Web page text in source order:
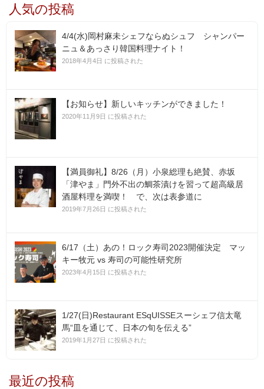
人気の投稿
4/4(水)岡村麻未シェフならぬシュフ シャンパー
ニュ＆あっさり韓国料理ナイト！
2018年4月4日 に投稿された
【お知らせ】新しいキッチンができました！
2020年11月9日 に投稿された
【満員御礼】8/26（月）小泉総理も絶賛、赤坂
「津やま」門外不出の鯛茶漬けを習って超高級居
酒屋料理を満喫！ で、次は表参道に
2019年7月26日 に投稿された
6/17（土）あの！ロック寿司2023開催決定 マッ
キー牧元 vs 寿司の可能性研究所
2023年4月15日 に投稿された
1/27(日)Restaurant ESqUISSEスーシェフ信太竜
馬“皿を通じて、日本の旬を伝える”
2019年1月27日 に投稿された
最近の投稿